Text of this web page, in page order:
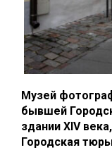
Музей
бывшей
здании XIV
Городская